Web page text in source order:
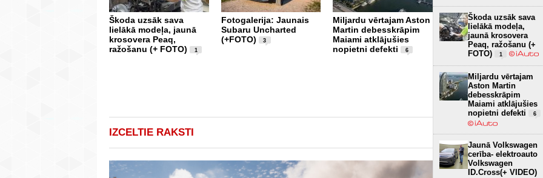
Škoda uzsāk sava
lielākā modeļa, jaunā
krosovera Peaq,
ražošanu (+ FOTO)
1
Fotogalerija: Jaunais
Subaru Uncharted
(+FOTO)
3
Miljardu vērtajam Aston
Martin debesskrāpim
Maiami atklājušies
nopietni defekti
6
Pēc postošās krusas
Saulkrastu pusē –
desmitiem bojātu
automašīnu un
zaudējumi ap 100 000
eiro
2
IZCELTIE RAKSTI
Škoda uzsāk sava
lielākā modeļa,
jaunā krosovera
Peaq, ražošanu (+
FOTO)
1
Miljardu vērtajam
Aston Martin
debesskrāpim
Maiami atklājušies
nopietni defekti
6
Jaunā Volkswagen
cerība- elektroauto
Volkswagen
ID.Cross(+ VIDEO)